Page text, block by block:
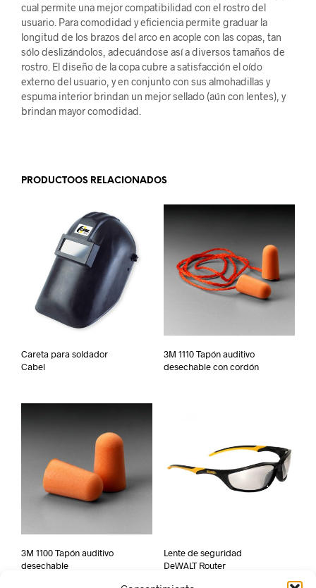
cual permite una mejor compatibilidad con el rostro del
usuario. Para comodidad y eficiencia permite graduar la
longitud de los brazos del arco en acople con las copas, tan
sólo deslizándolos, adecuándose así a diversos tamaños de
rostro. El diseño de la copa cubre a satisfacción el oído
externo del usuario, y en conjunto con sus almohadillas y
espuma interior brindan un mejor sellado (aún con lentes), y
brindan mayor comodidad.
PRODUCTOOS RELACIONADOS
Careta para soldador
Cabel
3M 1110 Tapón auditivo
desechable con cordón
3M 1100 Tapón auditivo
desechable
Lente de seguridad
DeWALT Router